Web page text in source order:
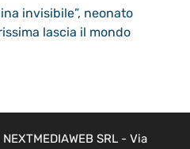
invisibile”, neonato
lascia il mondo
SRL - Via